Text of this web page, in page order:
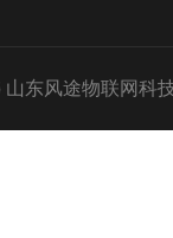
东风途物联网科